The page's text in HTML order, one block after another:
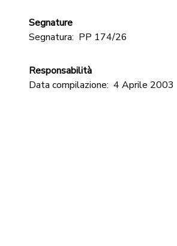
Segnature
Segnatura: PP 174/26
Responsabilità
Data compilazione: 4 Aprile 2003